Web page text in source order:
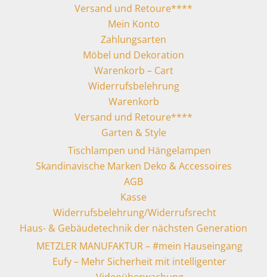
Versand und Retoure****
Mein Konto
Zahlungsarten
Möbel und Dekoration
Warenkorb – Cart
Widerrufsbelehrung
Warenkorb
Versand und Retoure****
Garten & Style
Tischlampen und Hängelampen
Skandinavische Marken Deko & Accessoires
AGB
Kasse
Widerrufsbelehrung/Widerrufsrecht
Haus- & Gebäudetechnik der nächsten Generation
METZLER MANUFAKTUR – #mein Hauseingang
Eufy – Mehr Sicherheit mit intelligenter